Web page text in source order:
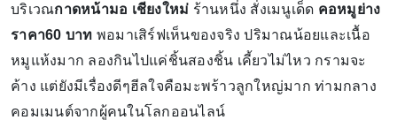
บริเวณกาดหน้ามอ เชียงใหม่ ร้านหนึ่ง สั่งเมนูเด็ด คอหมูย่าง
ราคา60 บาท พอมาเสิร์ฟเห็นของจริง ปริมาณน้อยและเนื้อ
หมูแห้งมาก ลองกินไปแค่ชิ้นสองชิ้น เคี้ยวไม่ไหว กรามจะ
ค้าง แต่ยังมีเรื่องดีๆฮีลใจคือมะพร้าวลูกใหญ่มาก ท่ามกลาง
คอมเมนต์จากผู้คนในโลกออนไลน์